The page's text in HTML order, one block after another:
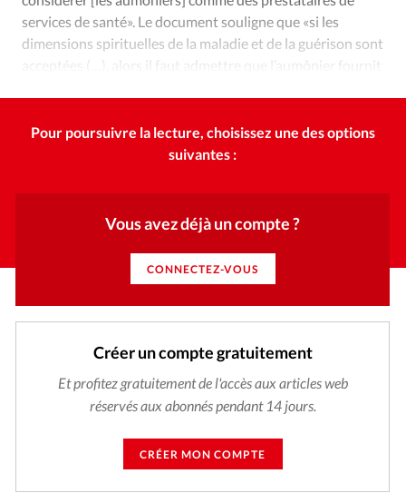
Opinions
Publireportage
Relations Aujourd'hui
Société
Tour du monde des Eglises
Trait d'Ixène
services de santé». Le document souligne que «si les
dimensions spirituelles de la maladie et de la guérison sont
acceptées (…), alors il faut admettre que l’aumônier fournit
Pour poursuivre la lecture, choisissez une des options
suivantes :
Vous avez déjà un compte ?
CONNECTEZ-VOUS
Créer un compte gratuitement
Et profitez gratuitement de l'accès aux articles web
réservés aux abonnés pendant 14 jours.
CRÉER MON COMPTE